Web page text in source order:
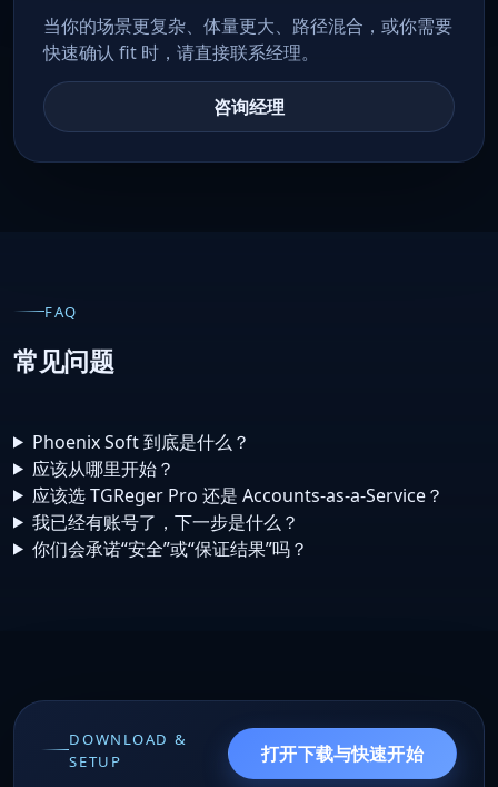
当你的场景更复杂、体量更大、路径混合，或你需要
快速确认 fit 时，请直接联系经理。
咨询经理
FAQ
常见问题
Phoenix Soft 到底是什么？
应该从哪里开始？
应该选 TGReger Pro 还是 Accounts-as-a-Service？
我已经有账号了，下一步是什么？
你们会承诺“安全”或“保证结果”吗？
DOWNLOAD &
SETUP
打开下载与快速开始